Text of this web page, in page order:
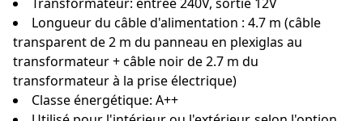
Longueur du câble d'alimentation : 4.7 m (câble
transparent de 2 m du panneau en plexiglas au
transformateur + câble noir de 2.7 m du
transformateur à la prise électrique)
Classe énergétique: A++